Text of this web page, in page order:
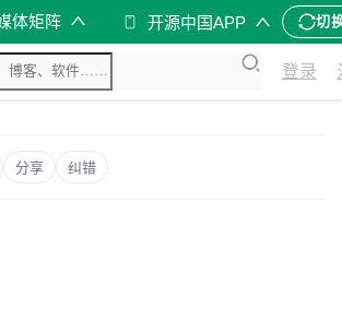
体矩阵 开源中国APP 切
登录
分享 纠错